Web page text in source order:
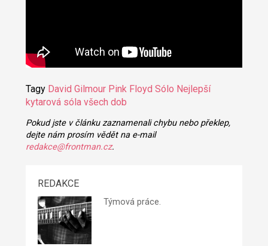
Tagy David Gilmour Pink Floyd Sólo Nejlepší
kytarová sóla všech dob
Pokud jste v článku zaznamenali chybu nebo překlep,
dejte nám prosím vědět na e-mail
redakce@frontman.cz.
REDAKCE
Týmová práce.